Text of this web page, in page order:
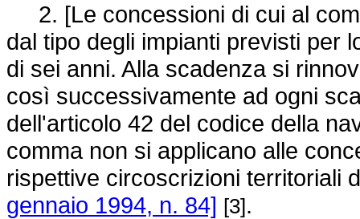
2. [Le concessioni di cui al
dal tipo degli impianti previsti per
di sei anni. Alla scadenza si
così successivamente ad ogni
dell'articolo 42 del codice della
comma non si applicano alle
rispettive circoscrizioni territoriali
gennaio 1994, n. 84] [3].